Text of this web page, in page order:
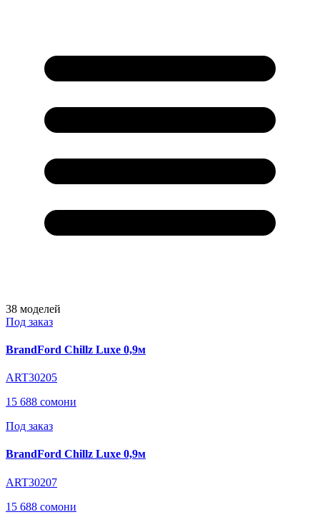
38 моделей
Под заказ
BrandFord Chillz Luxe 0,9м
ART30205
15 688 сомони
Под заказ
BrandFord Chillz Luxe 0,9м
ART30207
15 688 сомони